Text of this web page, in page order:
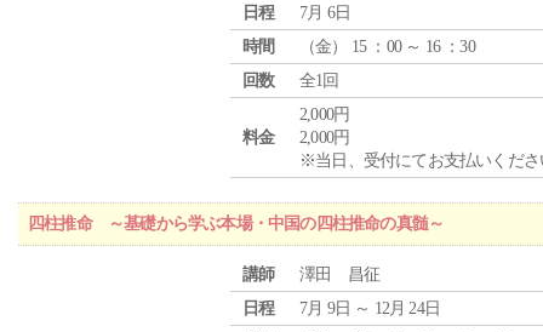
日程
7月 6日
時間
（金） 15 ：00 ～ 16 ：30
回数
全1回
料金
2,000円
2,000円
※当日、受付にてお支払いくださ
四柱推命 ～基礎から学ぶ本場・中国の四柱推命の真髄～
講師
澤田 昌征
日程
7月 9日 ～ 12月 24日